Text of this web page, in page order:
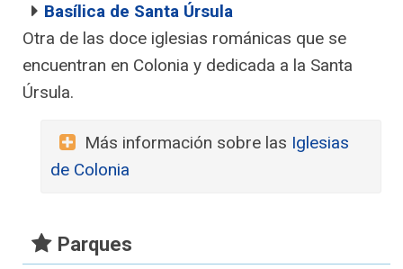
Basílica de Santa Úrsula
Otra de las doce iglesias románicas que se
encuentran en Colonia y dedicada a la Santa
Úrsula.
Más información sobre las Iglesias
de Colonia
Parques